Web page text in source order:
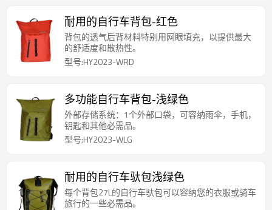
耐用的自行车背包-红色
背包的透气后背材料特别用网眼填充，以提供最大
的舒适度和散热性。
型号:HY2023-WRD
多功能自行车背包-浅绿色
外部存储系统：1个外部口袋，可容纳雨伞，手机，
钥匙和其他必需品。
型号:HY2023-WLG
耐用的自行车驮包浅绿色
每个背包27L的自行车驮包可以容纳您的衣服或骑车
旅行的一些必需品。